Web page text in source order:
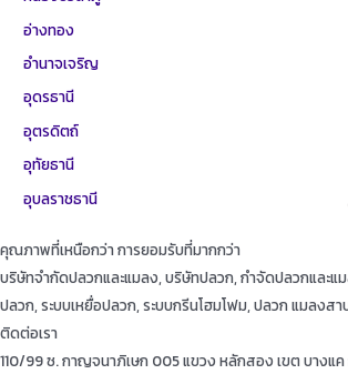
อ่างทอง
อำนาจเจริญ
อุดรธานี
อุตรดิตถ์
อุทัยธานี
อุบลราชธานี
คุณภาพที่เหนือกว่า การยอมรับที่มากกว่า
บริษัทจำกัดปลวกและแมลง, บริษัทปลวก, กำจัดปลวกและแ
ปลวก, ระบบเหยื่อปลวก, ระบบกรีนโฮมโฟม, ปลวก แมลงส
ติดต่อเรา
110/99 ซ. กาญจนาภิเษก 005 แขวง หลักสอง เขต บางแค